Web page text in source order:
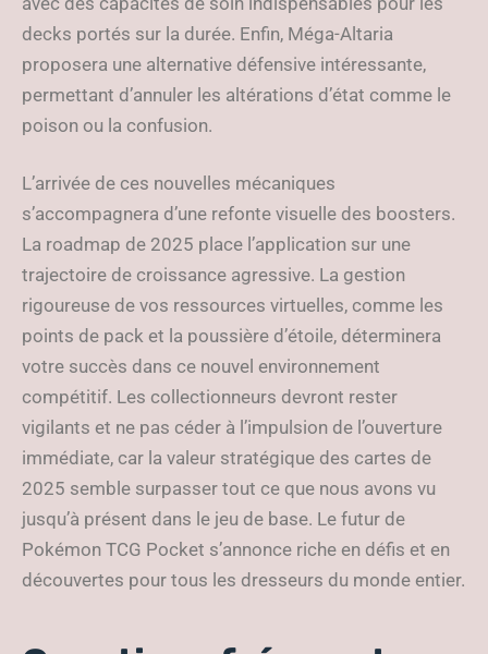
decks portés sur la durée. Enfin, Méga-Altaria
proposera une alternative défensive intéressante,
permettant d’annuler les altérations d’état comme le
poison ou la confusion.
L’arrivée de ces nouvelles mécaniques
s’accompagnera d’une refonte visuelle des boosters.
La roadmap de 2025 place l’application sur une
trajectoire de croissance agressive. La gestion
rigoureuse de vos ressources virtuelles, comme les
points de pack et la poussière d’étoile, déterminera
votre succès dans ce nouvel environnement
compétitif. Les collectionneurs devront rester
vigilants et ne pas céder à l’impulsion de l’ouverture
immédiate, car la valeur stratégique des cartes de
2025 semble surpasser tout ce que nous avons vu
jusqu’à présent dans le jeu de base. Le futur de
Pokémon TCG Pocket s’annonce riche en défis et en
découvertes pour tous les dresseurs du monde entier.